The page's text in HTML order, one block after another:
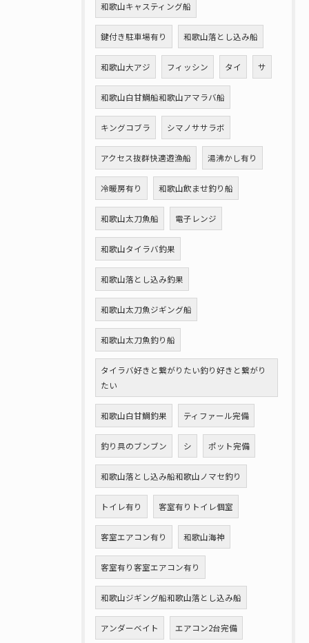
和歌山キャスティング船
鍵付き駐車場有り 和歌山落とし込み船
和歌山大アジ フィッシン タイ サ
和歌山白甘鯛船和歌山アマラバ船
キングコブラ シマノササラボ
アクセス抜群快適遊漁船 湯沸かし有り
冷暖房有り 和歌山飲ませ釣り船
和歌山太刀魚船 電子レンジ
和歌山タイラバ釣果
和歌山落とし込み釣果
和歌山太刀魚ジギング船
和歌山太刀魚釣り船
タイラバ好きと繋がりたい釣り好きと繋がり
たい
和歌山白甘鯛釣果 ティファール完備
釣り具のブンブン シ ポット完備
和歌山落とし込み船和歌山ノマセ釣り
トイレ有り 客室有りトイレ個室
客室エアコン有り 和歌山海神
客室有り客室エアコン有り
和歌山ジギング船和歌山落とし込み船
アンダーベイト エアコン2台完備